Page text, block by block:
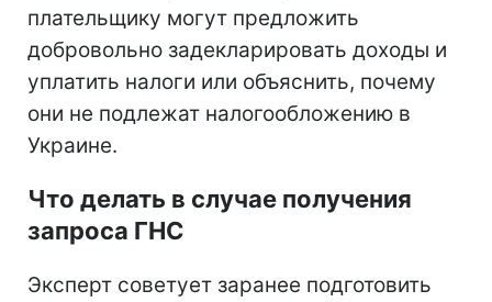
плательщику могут предложить
добровольно задекларировать доходы и
уплатить налоги или объяснить, почему
они не подлежат налогообложению в
Украине.
Что делать в случае получения
запроса ГНС
Эксперт советует заранее подготовить